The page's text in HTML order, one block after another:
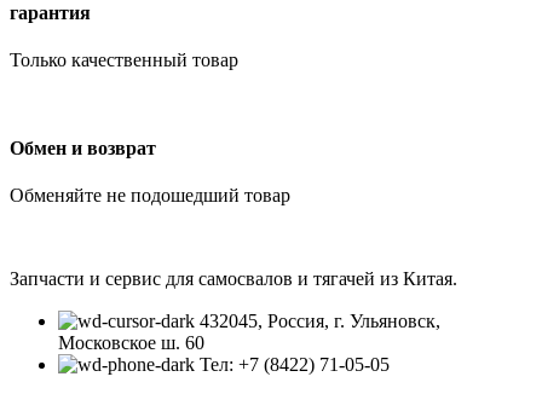
гарантия
Только качественный товар
Обмен и возврат
Обменяйте не подошедший товар
Запчасти и сервис для самосвалов и тягачей из Китая.
432045, Россия, г. Ульяновск,
Московское ш. 60
Тел: +7 (8422) 71-05-05